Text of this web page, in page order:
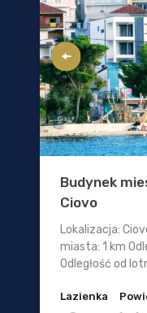
Budynek
Ciovo
Lokalizacja:
miasta: 1 km
Odległość od
Lazienka